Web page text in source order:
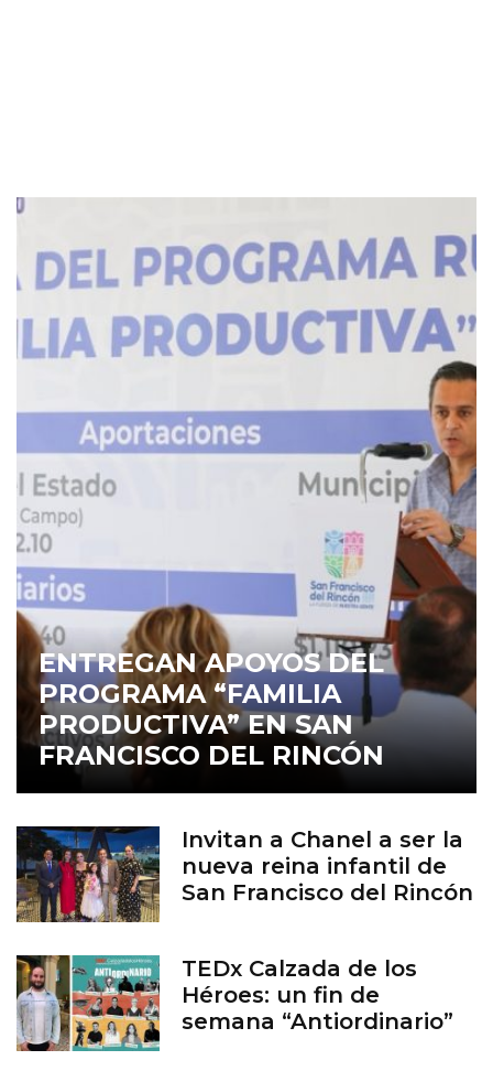
ENTREGAN APOYOS DEL
PROGRAMA “FAMILIA
PRODUCTIVA” EN SAN
FRANCISCO DEL RINCÓN
Invitan a Chanel a ser la
nueva reina infantil de
San Francisco del Rincón
TEDx Calzada de los
Héroes: un fin de
semana “Antiordinario”